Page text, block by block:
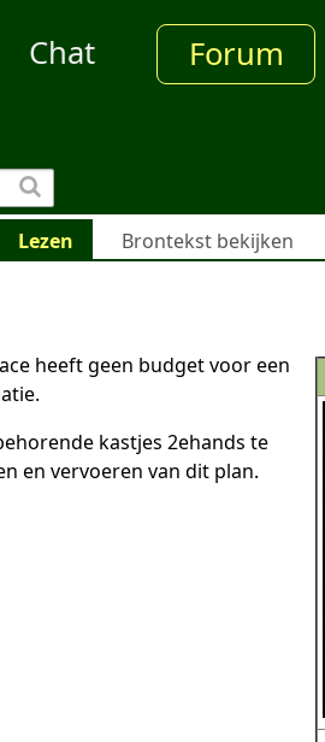
Chat Forum
Lezen Brontekst bekijken
heeft geen budget voor een
kastjes 2ehands te
en vervoeren van dit plan.